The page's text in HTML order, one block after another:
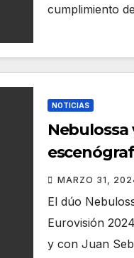
cumplimiento
NOTICIAS
Nebulossa
Reyes
MARZO 31,
El dúo
Eurovisión
y con Juan